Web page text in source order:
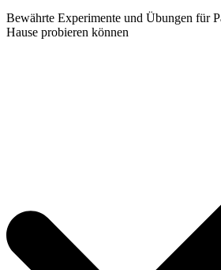
Bewährte Experimente und Übungen für
Hause probieren können